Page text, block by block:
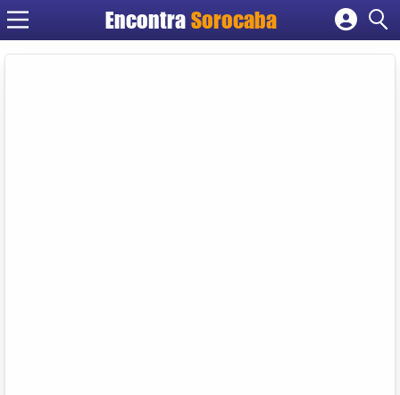
EncontraSorocaba
Cadastrar empresa